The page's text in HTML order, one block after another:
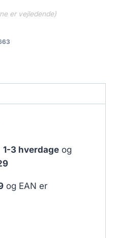
er vejledende)
1-3 hverdage og
og EAN er